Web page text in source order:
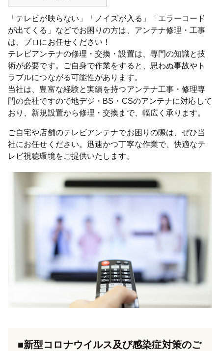
「テレビが映らない」「ノイズが入る」「エラーコード
が出てくる」などでお困りの方は、アンテナ修理・工事
は、プロにお任せください！
テレビアンテナの修理・交換・設置は、専門の知識と技
術が必要です。ご自身で作業をすると、思わぬ事故やト
ラブルにつながる可能性があります。
当社は、豊富な経験と実績を持つアンテナ工事・修理専
門の会社ですので地デジ・BS・CSのアンテナに対応して
おり、新規設置から修理・交換まで、幅広く承ります。
ご自宅や店舗のテレビアンテナでお困りの際は、ぜひ当
社にお任せください。迅速かつ丁寧な作業で、快適なテ
レビ視聴環境をご提供いたします。
■新型コロナウイルス及び感染症対策のご